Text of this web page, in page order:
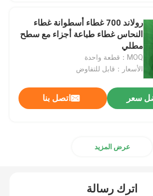
رولاند 700 غطاء أسطوانة غطاء
النحاس غطاء طباعة أجزاء مع سطح
مطلي
MOQ：قطعة واحدة
الأسعار：قابل للتفاوض
سعر اتصل بنا
عرض المزيد
اترك رسالة